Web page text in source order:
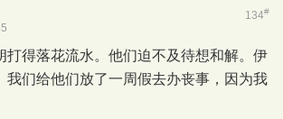
134#
打得落花流水。他们迫不及待想和解。伊
我们给他们放了一周假去办丧事，因为我